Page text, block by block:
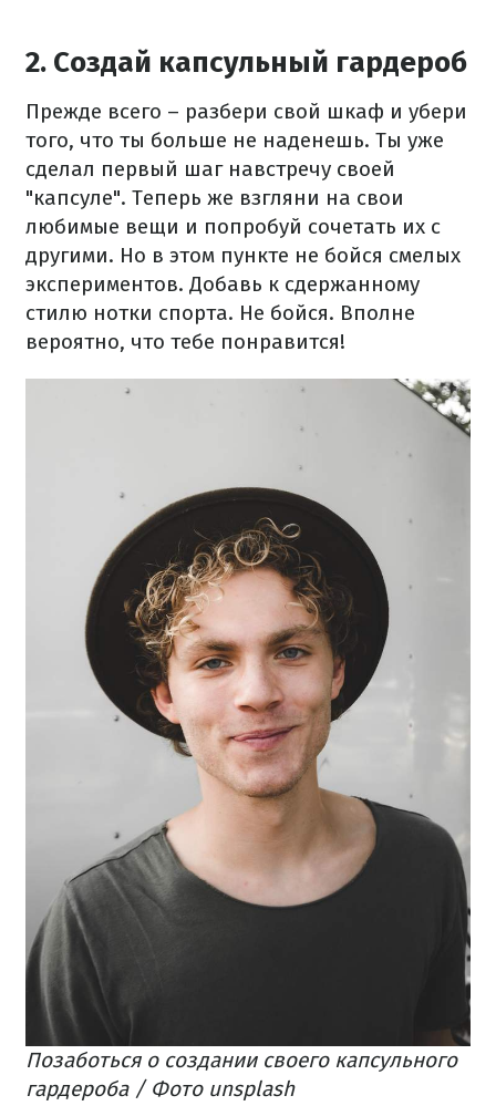
2. Создай капсульный гардероб
Прежде всего – разбери свой шкаф и убери
того, что ты больше не наденешь. Ты уже
сделал первый шаг навстречу своей
"капсуле". Теперь же взгляни на свои
любимые вещи и попробуй сочетать их с
другими. Но в этом пункте не бойся смелых
экспериментов. Добавь к сдержанному
стилю нотки спорта. Не бойся. Вполне
вероятно, что тебе понравится!
Позаботься о создании своего капсульного
гардероба / Фото unsplash